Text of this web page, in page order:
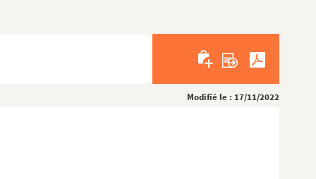
Modifié le : 17/11/2022